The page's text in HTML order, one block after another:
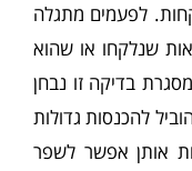
לפעמים מתגלה
שנלקחו או שהוא
בדיקה זו נבחן
להכנסות גדולות
אותן אפשר לשפר